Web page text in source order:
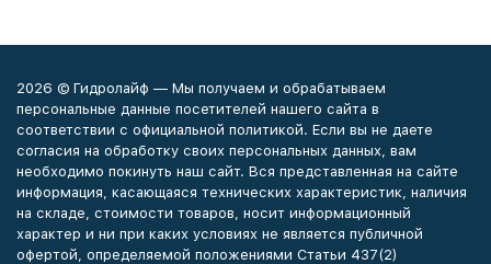
2026 © Гидролайф — Мы получаем и обрабатываем
персональные данные посетителей нашего сайта в
соответствии с официальной политикой. Если вы не даете
согласия на обработку своих персональных данных, вам
необходимо покинуть наш сайт. Вся представленная на сайте
информация, касающаяся технических характеристик, наличия
на складе, стоимости товаров, носит информационный
характер и ни при каких условиях не является публичной
офертой, определяемой положениями Статьи 437(2)